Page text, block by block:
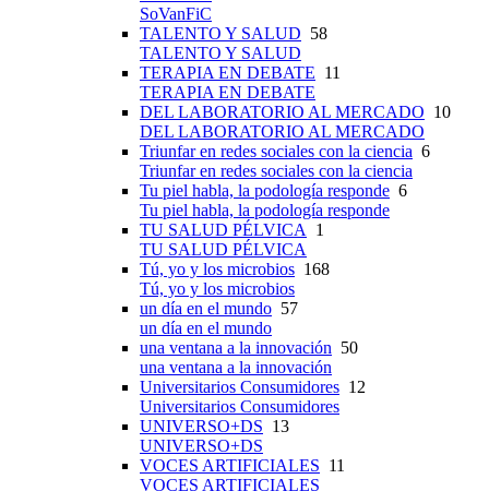
SoVanFiC
TALENTO Y SALUD 58
TALENTO Y SALUD
TERAPIA EN DEBATE 11
TERAPIA EN DEBATE
DEL LABORATORIO AL MERCADO 10
DEL LABORATORIO AL MERCADO
Triunfar en redes sociales con la ciencia 6
Triunfar en redes sociales con la ciencia
Tu piel habla, la podología responde 6
Tu piel habla, la podología responde
TU SALUD PÉLVICA
1
TU SALUD PÉLVICA
Tú, yo y los microbios 168
Tú, yo y los microbios
un día en el mundo 57
un día en el mundo
una ventana a la innovación 50
una ventana a la innovación
Universitarios Consumidores 12
Universitarios Consumidores
UNIVERSO+DS 13
UNIVERSO+DS
VOCES ARTIFICIALES 11
VOCES ARTIFICIALES